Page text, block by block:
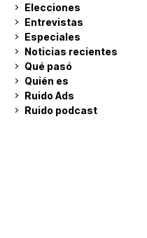
Elecciones
Entrevistas
Especiales
Noticias recientes
Qué pasó
Quién es
Ruido Ads
Ruido podcast